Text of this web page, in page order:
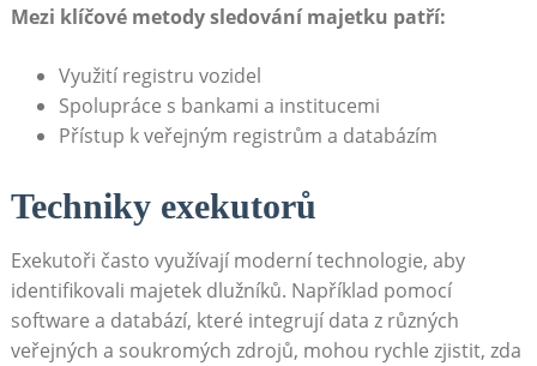
Mezi ‍klíčové metody ⁢sledování majetku patří:
Využití registru vozidel
Spolupráce s bankami‍ a institucemi
Přístup k veřejným registrům⁢ a databázím
Techniky exekutorů
Exekutoři často využívají moderní technologie,⁣ aby
identifikovali⁣ majetek dlužníků. Například pomocí
software a databází, které integrují data z různých
veřejných a soukromých zdrojů, mohou rychle zjistit, ‌zda